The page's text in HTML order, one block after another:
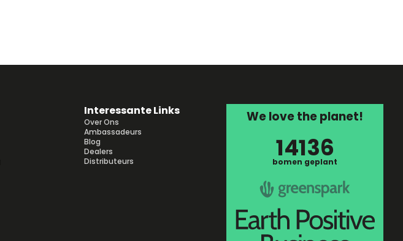
Interessante Links
Over Ons
Ambassadeurs
Blog
Dealers
Distributeurs
We love the planet!
14136
bomen geplant